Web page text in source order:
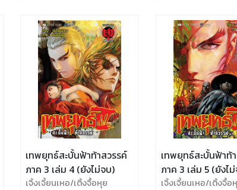
เทพยุทธ์สะบั้นฟ้าท้าสวรรค์
ภาค 3 เล่ม 4 (ยังไม่จบ)
เจิ้งเจี้ยนเหอ/เติ้งจื้อหุย
เทพยุทธ์สะบั้นฟ้าท้
ภาค 3 เล่ม 5 (ยังไ
เจิ้งเจี้ยนเหอ/เติ้งจื้อ